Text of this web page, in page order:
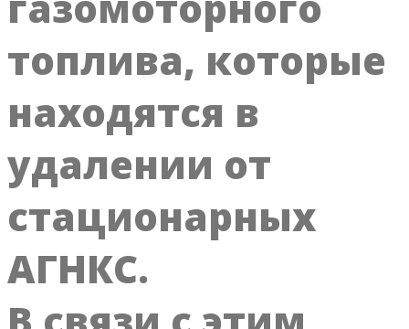
топлива, которые
находятся в
удалении от
стационарных
АГНКС.